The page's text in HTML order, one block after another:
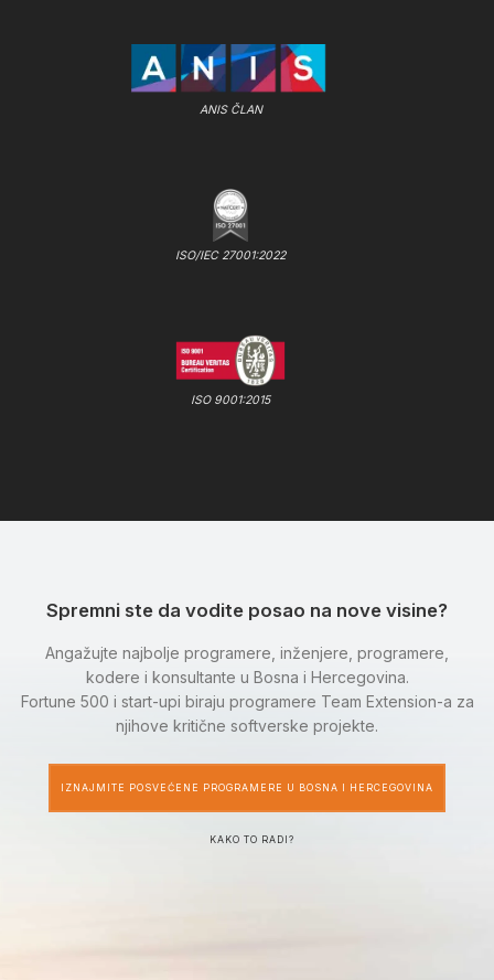
ANIS ČLAN
ISO/IEC 27001:2022
ISO 9001:2015
Spremni ste da vodite posao na nove visine?
Angažujte najbolje programere, inženjere, programere,
kodere i konsultante u Bosna i Hercegovina.
Fortune 500 i start-upi biraju programere Team Extension-a za
njihove kritične softverske projekte.
IZNAJMITE POSVEĆENE PROGRAMERE U BOSNA I HERCEGOVINA
KAKO TO RADI?